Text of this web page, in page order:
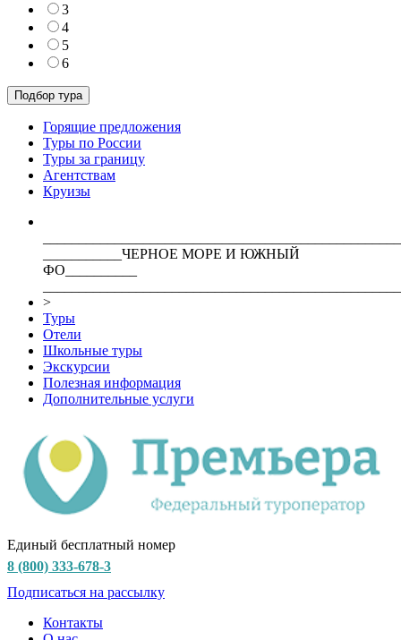
3
4
5
6
Горящие предложения
Туры по России
Туры за границу
Агентствам
Круизы
___________ЧЕРНОЕ МОРЕ И ЮЖНЫЙ
ФО__________
>
Туры
Отели
Школьные туры
Экскурсии
Полезная информация
Дополнительные услуги
Единый бесплатный номер
8 (800) 333-678-3
Подписаться на рассылку
Контакты